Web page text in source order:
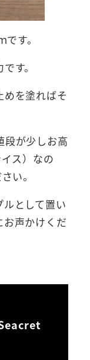
す。
す。
を塗ればそ
段が少しお高
ス）なの
い。
として置い
声かけくだ